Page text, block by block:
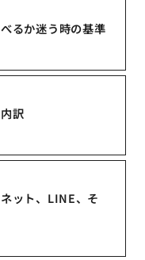
るか迷う時の基準
訳
ット、LINE、そ